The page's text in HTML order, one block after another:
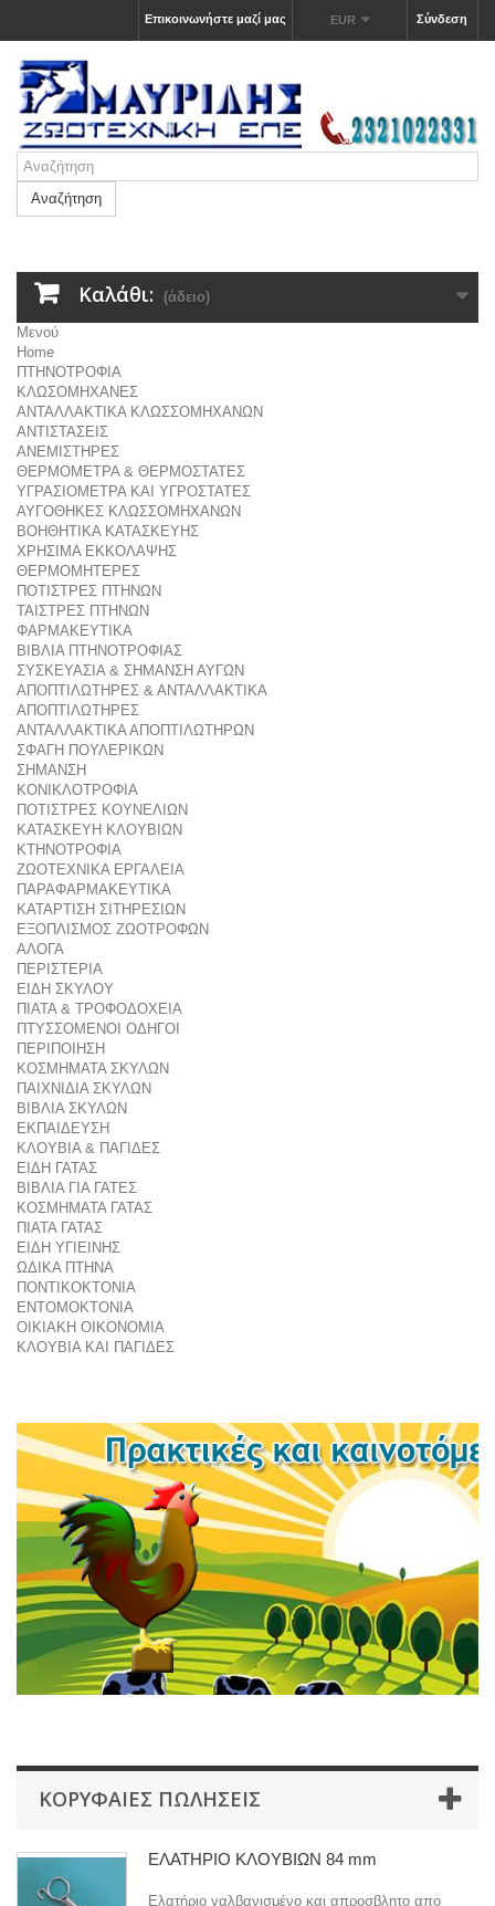
Σύνδεση
EUR
Επικοινωνήστε μαζί μας
Αναζήτηση
Καλάθι: (άδειο)
Μενού
Home
ΠΤΗΝΟΤΡΟΦΙΑ
ΚΛΩΣΟΜΗΧΑΝΕΣ
ΑΝΤΑΛΛΑΚΤΙΚΑ ΚΛΩΣΣΟΜΗΧΑΝΩΝ
ΑΝΤΙΣΤΑΣΕΙΣ
ΑΝΕΜΙΣΤΗΡΕΣ
ΘΕΡΜΟΜΕΤΡΑ & ΘΕΡΜΟΣΤΑΤΕΣ
ΥΓΡΑΣΙΟΜΕΤΡΑ ΚΑΙ ΥΓΡΟΣΤΑΤΕΣ
ΑΥΓΟΘΗΚΕΣ ΚΛΩΣΣΟΜΗΧΑΝΩΝ
ΒΟΗΘΗΤΙΚΑ ΚΑΤΑΣΚΕΥΗΣ
ΧΡΗΣΙΜΑ ΕΚΚΟΛΑΨΗΣ
ΘΕΡΜΟΜΗΤΕΡΕΣ
ΠΟΤΙΣΤΡΕΣ ΠΤΗΝΩΝ
ΤΑΙΣΤΡΕΣ ΠΤΗΝΩΝ
ΦΑΡΜΑΚΕΥΤΙΚΑ
ΒΙΒΛΙΑ ΠΤΗΝΟΤΡΟΦΙΑΣ
ΣΥΣΚΕΥΑΣΙΑ & ΣΗΜΑΝΣΗ ΑΥΓΩΝ
ΑΠΟΠΤΙΛΩΤΗΡΕΣ & ΑΝΤΑΛΛΑΚΤΙΚΑ
ΑΠΟΠΤΙΛΩΤΗΡΕΣ
ΑΝΤΑΛΛΑΚΤΙΚΑ ΑΠΟΠΤΙΛΩΤΗΡΩΝ
ΣΦΑΓΗ ΠΟΥΛΕΡΙΚΩΝ
ΣΗΜΑΝΣΗ
ΚΟΝΙΚΛΟΤΡΟΦΙΑ
ΠΟΤΙΣΤΡΕΣ ΚΟΥΝΕΛΙΩΝ
ΚΑΤΑΣΚΕΥΗ ΚΛΟΥΒΙΩΝ
ΚΤΗΝΟΤΡΟΦΙΑ
ΖΩΟΤΕΧΝΙΚΑ ΕΡΓΑΛΕΙΑ
ΠΑΡΑΦΑΡΜΑΚΕΥΤΙΚΑ
ΚΑΤΑΡΤΙΣΗ ΣΙΤΗΡΕΣΙΩΝ
ΕΞΟΠΛΙΣΜΟΣ ΖΩΟΤΡΟΦΩΝ
ΑΛΟΓΑ
ΠΕΡΙΣΤΕΡΙΑ
ΕΙΔΗ ΣΚΥΛΟΥ
ΠΙΑΤΑ & ΤΡΟΦΟΔΟΧΕΙΑ
ΠΤΥΣΣΟΜΕΝΟΙ ΟΔΗΓΟΙ
ΠΕΡΙΠΟΙΗΣΗ
ΚΟΣΜΗΜΑΤΑ ΣΚΥΛΩΝ
ΠΑΙΧΝΙΔΙΑ ΣΚΥΛΩΝ
ΒΙΒΛΙΑ ΣΚΥΛΩΝ
ΕΚΠΑΙΔΕΥΣΗ
ΚΛΟΥΒΙΑ & ΠΑΓΙΔΕΣ
ΕΙΔΗ ΓΑΤΑΣ
ΒΙΒΛΙΑ ΓΙΑ ΓΑΤΕΣ
ΚΟΣΜΗΜΑΤΑ ΓΑΤΑΣ
ΠΙΑΤΑ ΓΑΤΑΣ
ΕΙΔΗ ΥΓΙΕΙΝΗΣ
ΩΔΙΚΑ ΠΤΗΝΑ
ΠΟΝΤΙΚΟΚΤΟΝΙΑ
ΕΝΤΟΜΟΚΤΟΝΙΑ
ΟΙΚΙΑΚΗ ΟΙΚΟΝΟΜΙΑ
ΚΛΟΥΒΙΑ ΚΑΙ ΠΑΓΙΔΕΣ
ΚΟΡΥΦΑΊΕΣ ΠΩΛΉΣΕΙΣ
ΕΛΑΤΗΡΙΟ ΚΛΟΥΒΙΩΝ 84 mm
Ελατήριο γαλβανισμένο και απροσβλητο απο